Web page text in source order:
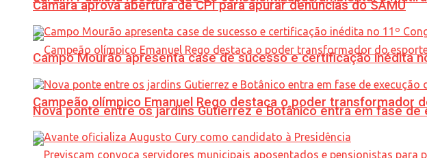
Campeão olímpico Emanuel Rego destaca o poder transformador
Câmara aprova abertura de CPI para apurar denúncias do SAMU
Campo Mourão apresenta case de sucesso e certificação inédita
Nova ponte entre os jardins Gutierrez e Botânico entra em fase de